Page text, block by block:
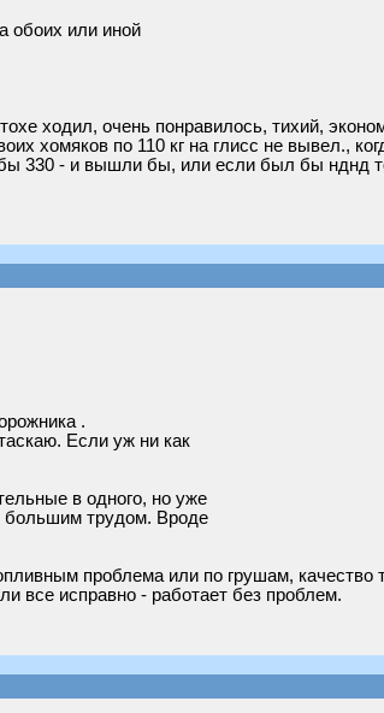
обоих или иной
ходил, очень понравилось, тихий,
хомяков по 110 кг на глисс не вывел.,
330 - и вышли бы, или если был бы нднд
.
Если уж ни как
в одного, но уже
большим трудом. Вроде
проблема или по грушам, качество
все исправно - работает без проблем.